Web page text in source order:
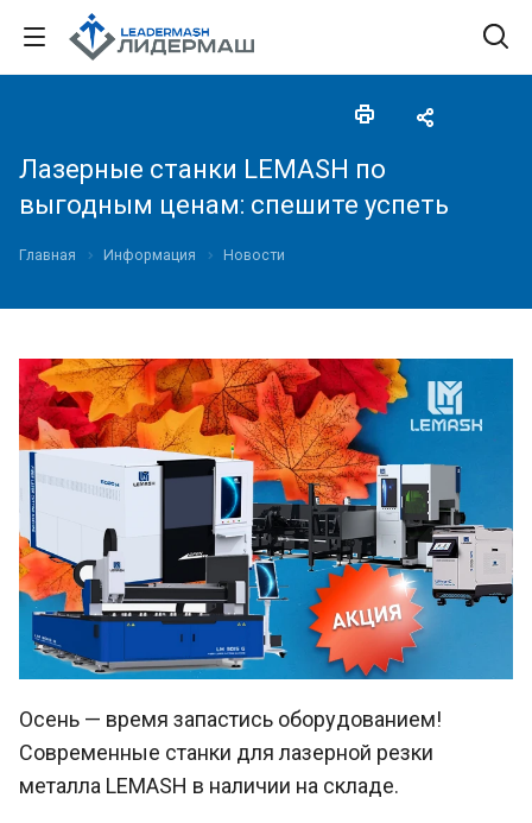
Лазерные станки LEMASH по
выгодным ценам: спешите успеть
Главная Информация Новости
Осень — время запастись оборудованием!
Современные станки для лазерной резки
металла LEMASH в наличии на складе.